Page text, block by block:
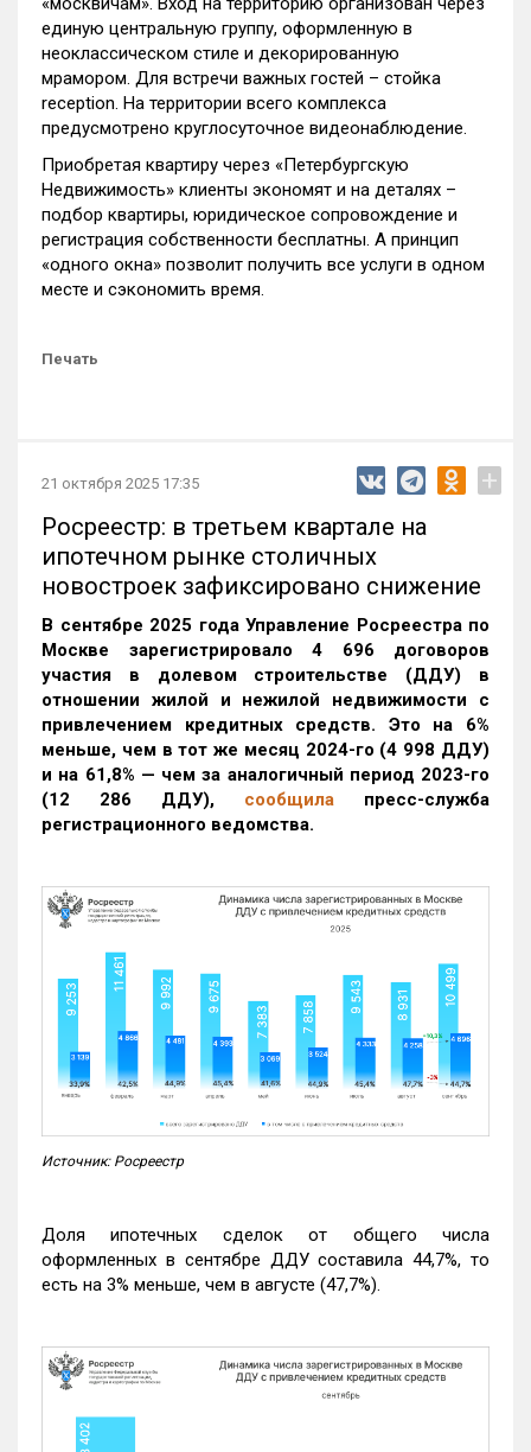
единую центральную группу, оформленную в
неоклассическом стиле и декорированную
мрамором. Для встречи важных гостей – стойка
reception. На территории всего комплекса
предусмотрено круглосуточное видеонаблюдение.
Приобретая квартиру через «Петербургскую
Недвижимость» клиенты экономят и на деталях –
подбор квартиры, юридическое сопровождение и
регистрация собственности бесплатны. А принцип
«одного окна» позволит получить все услуги в одном
месте и сэкономить время.
Печать
21 октября 2025 17:35 +
Росреестр: в третьем квартале на
ипотечном рынке столичных
новостроек зафиксировано снижение
В сентябре 2025 года Управление Росреестра по
Москве зарегистрировало 4 696 договоров
участия в долевом строительстве (ДДУ) в
отношении жилой и нежилой недвижимости с
привлечением кредитных средств. Это на 6%
меньше, чем в тот же месяц 2024-го (4 998 ДДУ)
и на 61,8% — чем за аналогичный период 2023-го
(12 286 ДДУ), сообщила пресс-служба
регистрационного ведомства.
Источник: Росреестр
Доля ипотечных сделок от общего числа
оформленных в сентябре ДДУ составила 44,7%, то
есть на 3% меньше, чем в августе (47,7%).